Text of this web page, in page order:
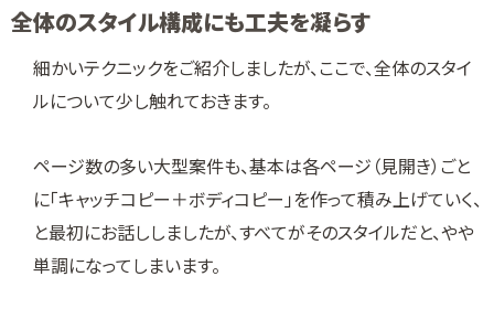
全体のスタイル構成にも工夫を凝らす
細かいテクニックをご紹介しましたが、ここで、全体のスタイ
ルについて少し触れておきます。
ページ数の多い大型案件も、基本は各ページ（見開き）ごと
に「キャッチコピー＋ボディコピー」を作って積み上げていく、
と最初にお話ししましたが、すべてがそのスタイルだと、やや
単調になってしまいます。